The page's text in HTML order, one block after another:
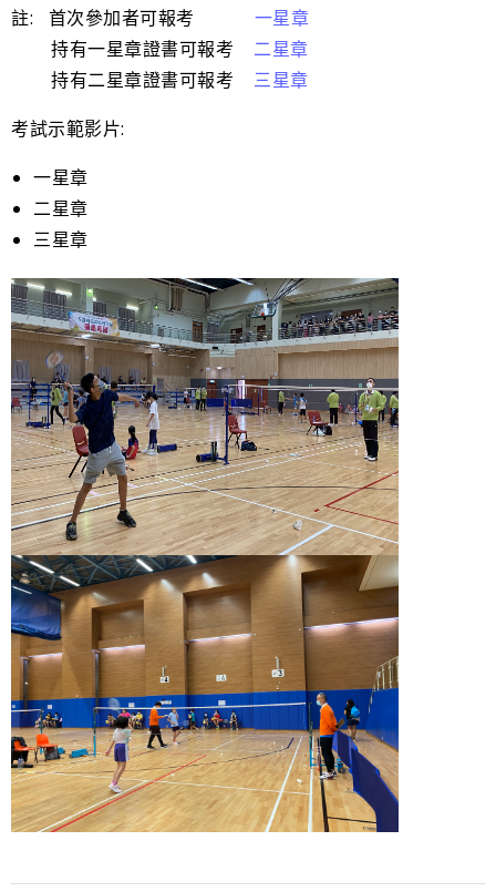
註: 首次參加者可報考 一星章
持有一星章證書可報考 二星章
持有二星章證書可報考 三星章
考試示範影片:
一星章
二星章
三星章